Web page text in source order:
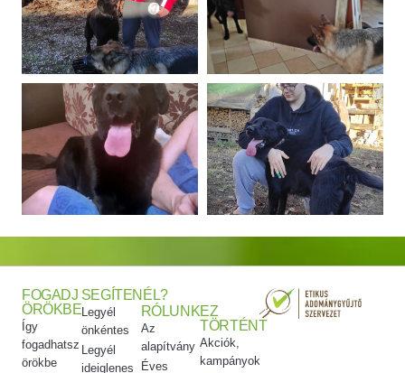
FOGADJ
ÖRÖKBE
Így
fogadhatsz
örökbe
SEGÍTENÉL?
Legyél
önkéntes
Legyél
ideiglenes
RÓLUNK
Az
alapítvány
Éves
EZ
TÖRTÉNT
Akciók,
kampányok